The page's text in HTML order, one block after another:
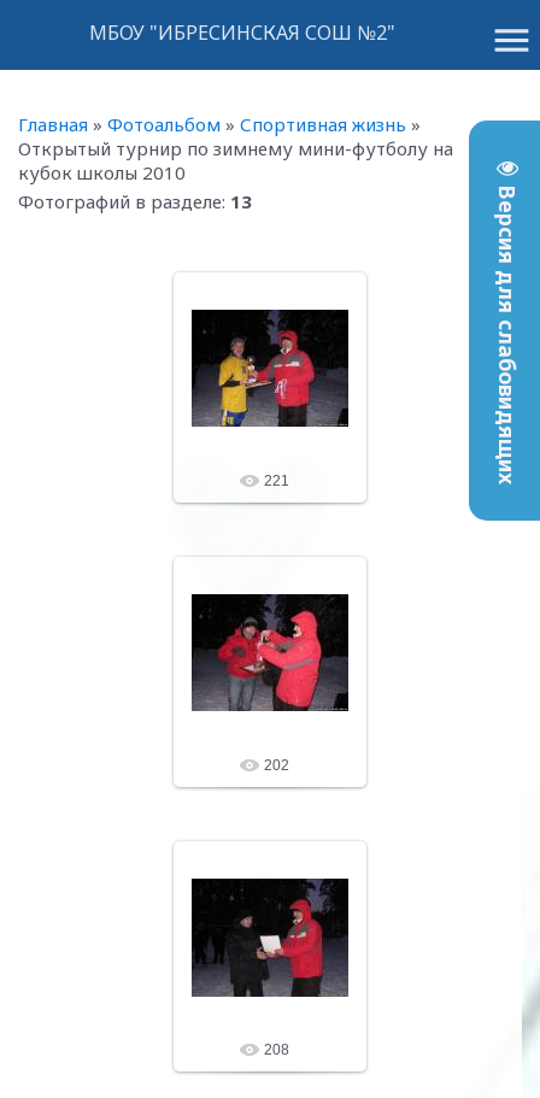
Версия для слабовидящих
menu
МБОУ "ИБРЕСИНСКАЯ СОШ №2"
Главная » Фотоальбом » Спортивная жизнь »
Открытый турнир по зимнему мини-футболу на
кубок школы 2010
Фотографий в разделе: 13
09.02.10
LeNoN
221
09.02.10
LeNoN
202
09.02.10
LeNoN
208